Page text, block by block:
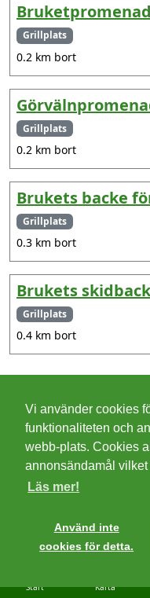
Start Karta
Grillplats
0.2 km bort
Grillplats
0.2 km bort
Brukets backe
Grillplats
0.3 km bort
Brukets
Grillplats
0.4 km bort
Cookies
Integritetspolicy
Villkor
Vi använder cookies
funktionaliteten och
webb-plats. Cookies
annonsändamål
Läs mer!
Använd inte
cookies för detta.